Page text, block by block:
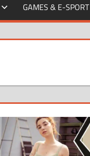
GAMES & E-SPORT